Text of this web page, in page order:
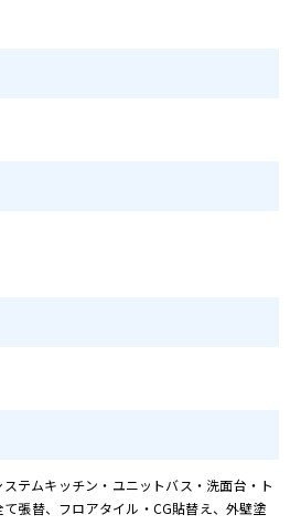
テムキッチン・ユニットバス・洗面台・ト
張替、フロアタイル・CG貼替え、外壁塗